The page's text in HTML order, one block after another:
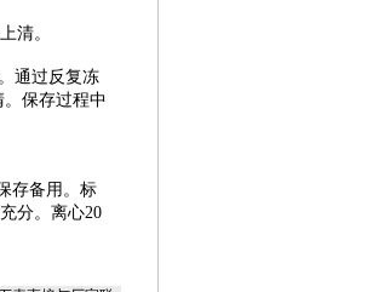
清。
通过反复冻
保存过程中
存备用。标
分。离心20